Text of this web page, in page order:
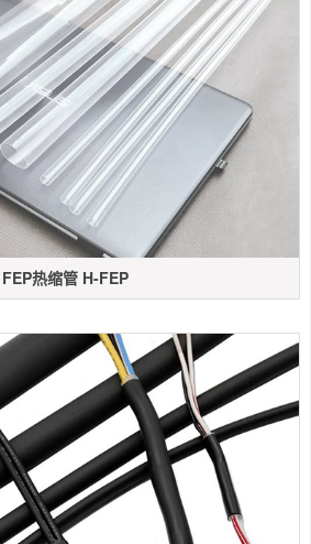
FEP热缩管 H-FEP